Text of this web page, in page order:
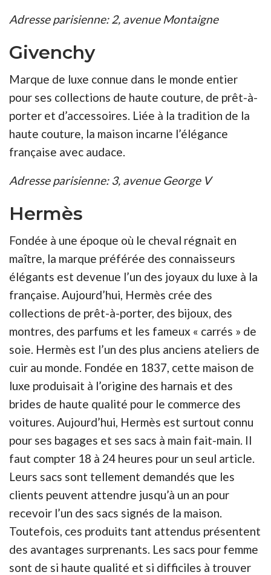
Adresse parisienne: 2, avenue Montaigne
Givenchy
Marque de luxe connue dans le monde entier
pour ses collections de haute couture, de prêt-à-
porter et d’accessoires. Liée à la tradition de la
haute couture, la maison incarne l’élégance
française avec audace.
Adresse parisienne: 3, avenue George V
Hermès
Fondée à une époque où le cheval régnait en
maître, la marque préférée des connaisseurs
élégants est devenue l’un des joyaux du luxe à la
française. Aujourd’hui, Hermès crée des
collections de prêt-à-porter, des bijoux, des
montres, des parfums et les fameux « carrés » de
soie. Hermès est l’un des plus anciens ateliers de
cuir au monde. Fondée en 1837, cette maison de
luxe produisait à l’origine des harnais et des
brides de haute qualité pour le commerce des
voitures. Aujourd’hui, Hermès est surtout connu
pour ses bagages et ses sacs à main fait-main. Il
faut compter 18 à 24 heures pour un seul article.
Leurs sacs sont tellement demandés que les
clients peuvent attendre jusqu’à un an pour
recevoir l’un des sacs signés de la maison.
Toutefois, ces produits tant attendus présentent
des avantages surprenants. Les sacs pour femme
sont de si haute qualité et si difficiles à trouver